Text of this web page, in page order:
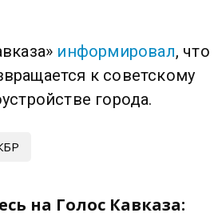
информировал, что
к советскому
города.
на Голос Кавказа: